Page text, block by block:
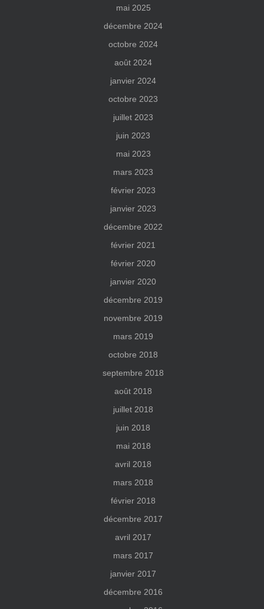
mai 2025
décembre 2024
octobre 2024
août 2024
janvier 2024
octobre 2023
juillet 2023
juin 2023
mai 2023
mars 2023
février 2023
janvier 2023
décembre 2022
février 2021
février 2020
janvier 2020
décembre 2019
novembre 2019
mars 2019
octobre 2018
septembre 2018
août 2018
juillet 2018
juin 2018
mai 2018
avril 2018
mars 2018
février 2018
décembre 2017
avril 2017
mars 2017
janvier 2017
décembre 2016